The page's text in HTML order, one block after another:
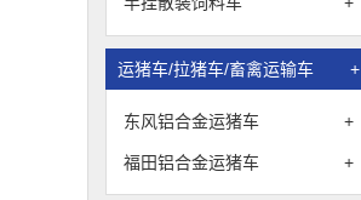
运猪车/拉猪车/畜禽运输车 +
东风铝合金运猪车 +
福田铝合金运猪车 +